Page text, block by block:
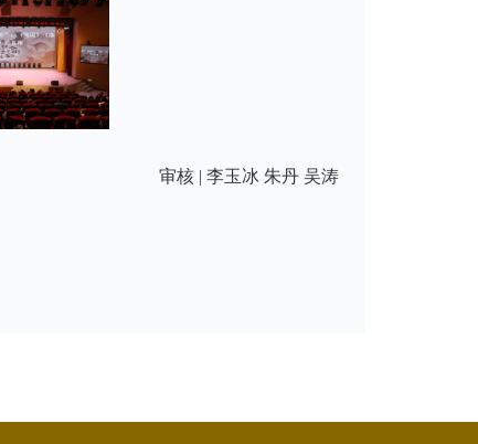
审核 | 李玉冰 朱丹 吴涛